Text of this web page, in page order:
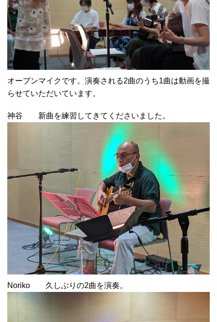
オープンマイクです。演奏される2曲のうち1曲は動画を撮
らせていただいています。
神谷 新曲を練習してきてくださいました。
Noriko 久しぶりの2曲を演奏。